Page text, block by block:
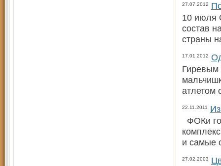
27.07.2012
10 июля
состав
страны
17.01.2012
Гиревым
атлетом
22.11.2011
ФОКи
и самые
27.02.2003